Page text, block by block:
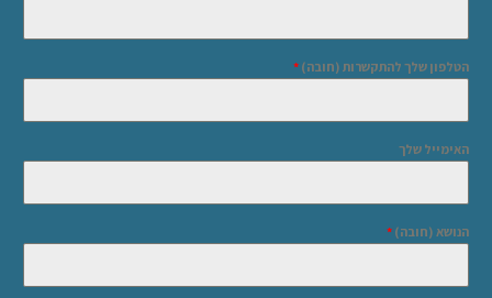
הטלפון שלך להתקשרות (חובה)*
האימייל שלך
הנושא (חובה)*